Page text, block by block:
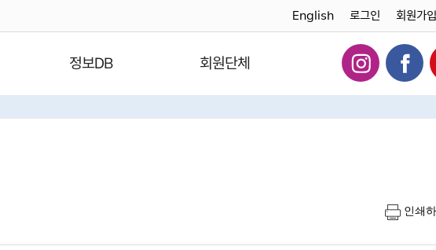
English 로그인 회원가입
정보DB 회원단체
인쇄